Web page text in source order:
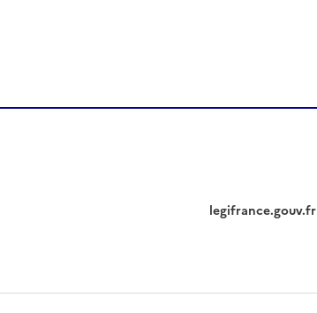
legifrance.gouv.fr